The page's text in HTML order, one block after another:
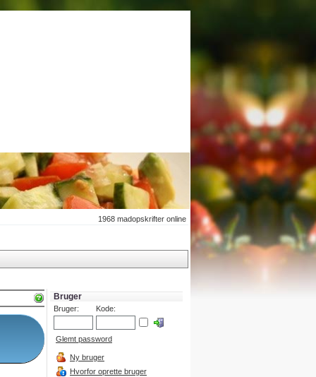
1968 madopskrifter online
Bruger
Bruger: Kode:
Glemt password
Ny bruger
Hvorfor oprette bruger